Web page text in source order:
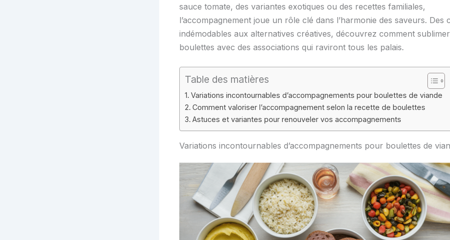
sauce tomate, des variantes exotiques ou des recettes familiales,
l’accompagnement joue un rôle clé dans l’harmonie des saveurs. Des
indémodables aux alternatives créatives, découvrez comment
boulettes avec des associations qui raviront tous les palais.
Table des matières
Variations incontournables d’accompagnements pour boulettes de viande
Comment valoriser l’accompagnement selon la recette de boulettes
Astuces et variantes pour renouveler vos accompagnements
Variations incontournables d’accompagnements pour boulettes de